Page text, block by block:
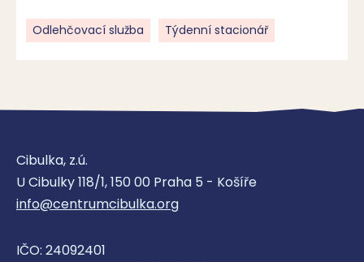
Odlehčovací služba Týdenní stacionář
Cibulka, z.ú.
U Cibulky 118/1, 150 00 Praha 5 - Košíře
info@centrumcibulka.org
IČO: 24092401